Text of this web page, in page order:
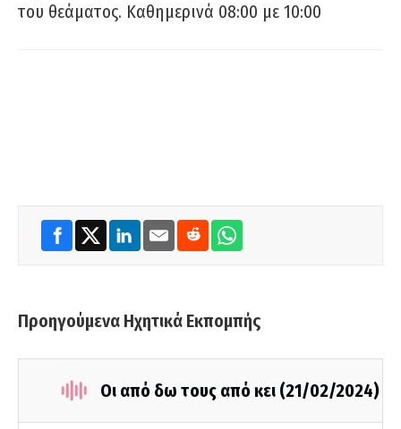
του θεάματος. Καθημερινά 08:00 με 10:00
Προηγούμενα Ηχητικά Εκπομπής
Οι από δω τους από κει (21/02/2024)